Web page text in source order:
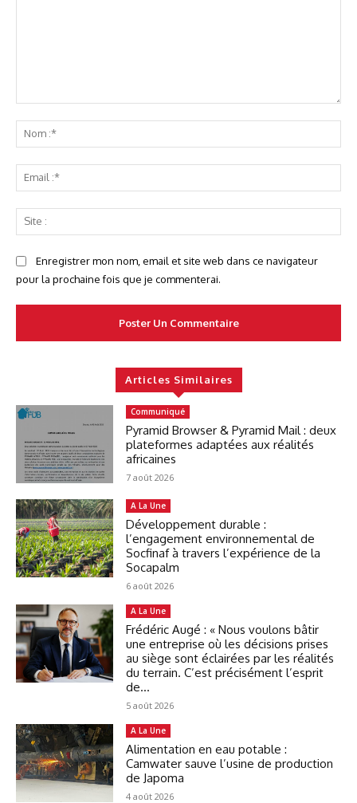
:*
:*
:
Enregistrer mon nom, email et site web dans ce navigateur
pour la prochaine fois que je commenterai.
Articles Similaires
Communiqué
Pyramid Browser & Pyramid Mail : deux
plateformes adaptées aux réalités
africaines
7 août 2026
A La Une
Développement durable :
l’engagement environnemental de
Socfinaf à travers l’expérience de la
Socapalm
6 août 2026
A La Une
Frédéric Augé : « Nous voulons bâtir
une entreprise où les décisions prises
au siège sont éclairées par les réalités
du terrain. C’est précisément l’esprit
de...
5 août 2026
A La Une
Alimentation en eau potable :
Camwater sauve l’usine de production
de Japoma
4 août 2026